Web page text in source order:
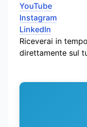
YouTube
Instagram
LinkedIn
Riceverai in
direttamente sul